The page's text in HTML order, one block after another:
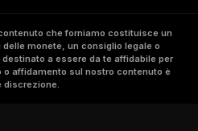
che forniamo costituisce un
monete, un consiglio legale o
a essere da te affidabile per
affidamento sul nostro contenuto è
discrezione.